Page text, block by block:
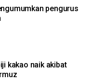
pengurus
kakao naik akibat